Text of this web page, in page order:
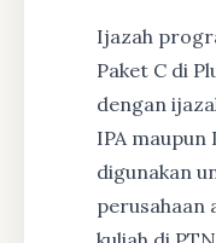
Ijazah
Paket C di
dengan
IPA maupun
digunakan
perusahaan